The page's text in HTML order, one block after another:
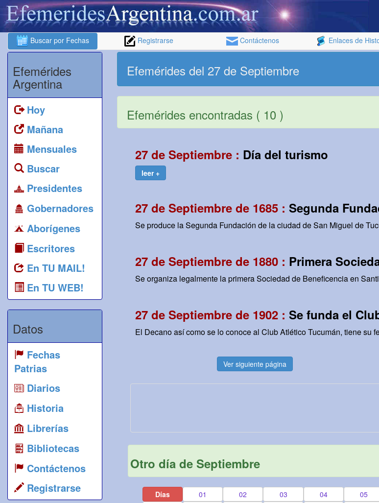
Buscar por Fechas Registrarse Contáctenos Enlaces de
Efemérides
Argentina
Hoy
Mañana
Mensuales
Buscar
Presidentes
Gobernadores
Aborígenes
Escritores
En TU MAIL!
En TU WEB!
Datos
Fechas
Patrias
Diarios
Historia
Librerías
Bibliotecas
Contáctenos
Registrarse
Efemérides del 27 de Septiembre
Efemérides encontradas ( 10 )
27 de Septiembre : Día del turismo
leer +
27 de Septiembre de 1685 : Segunda
Se produce la Segunda Fundación de la ciudad de San Miguel de
27 de Septiembre de 1880 : Primera
Se organiza legalmente la primera Sociedad de Beneficencia en
27 de Septiembre de 1902 : Se funda el
El Decano así como se lo conoce al Club Atlético Tucumán, tiene su
Ver siguiente página
Otro día de Septiembre
Días 01 02 03 04 05